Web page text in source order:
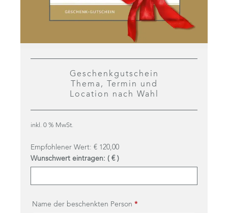
Geschenkgutschein
Thema, Termin und
Location nach Wahl
inkl. 0 % MwSt.
Empfohlener Wert: € 120,00
Wunschwert eintragen: ( € )
Name der beschenkten Person *